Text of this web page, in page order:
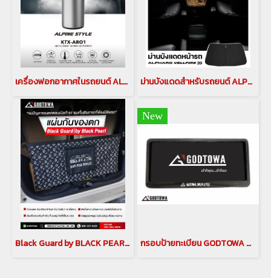
เครื่องฟอกอากาศในรถยนต์ ALPINE STYLE KTX -AR 01 Alpine Smart Aroma Air Purifier สำหรับ Alphard Vellfire และรถรุ่นอื่น ม่านบังแดดสำหรับรถยนต์ ALPHARD/VELLFIRE 20 รุ่นปี 2008-2014 ที่บังแดดอัลพาร์ด ม่านบังแดดอัลพาร์ด ม่านอัลพาร์ด เวลไฟร์ กันแดดอัลพาร์ด เวลไฟร์ ม่าน ALPHARD/VELLFIRE 20
Black Guard by BLACK PEARL แผงกั้นสัมภาระท้ายรถ กันของตก สวย เท่ เป็นระเบียบ สำหรับ Alphard Vellfie (HNG-00025)
New
กรอบป้ายทะเบียน GODTOWA ลาย เคฟล่า ใช้ได้กับรถทุกรุ่น (รวม alphard/vellfire) แบบมีโลโก้ และ ไม่มีโลโก้